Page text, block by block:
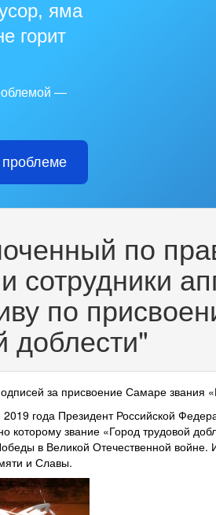
яма
горит
—
по
сотрудники
по
доблести"
за присвоение Самаре звания
года Президент Российской
которому звание «Город трудовой
в Великой Отечественной
и Славы.